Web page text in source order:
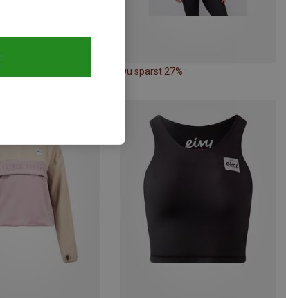
Du sparst 27%